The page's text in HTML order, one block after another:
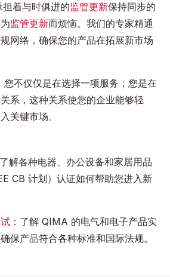
担着与时俱进的监管更新保持同步的
监管更新而烦恼。我们的专家精通
网络，确保您的产品在拓展新市场
不仅仅是在选择一项服务；您是在
系，这种关系使您的企业能够轻
关键市场。
了解各种电器、办公设备和家居用品
CB 计划）认证如何帮助您进入新
：了解 QIMA 的电气和电子产品实
保产品符合各种标准和国际法规。